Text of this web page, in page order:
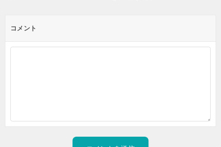
コメント